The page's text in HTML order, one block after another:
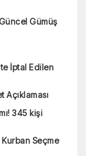
Gümüş
İptal Edilen
Açıklaması
345 kişi
Kurban Seçme